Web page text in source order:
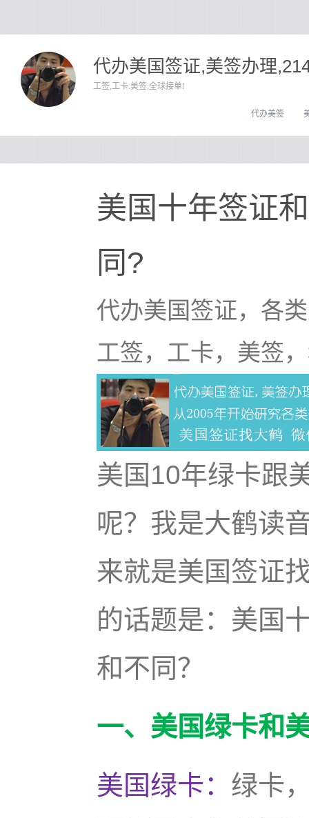
代办美国签证,美签办理
工签,工卡.美签,全球接单!
代办美签
美国十年签证
同?
代办美国签证，各
工签，工卡，美签
美国10年绿卡跟
呢？我是大鹤读
来就是美国签证
的话题是：美国
和不同？
一、美国绿卡和
美国绿卡： 绿卡